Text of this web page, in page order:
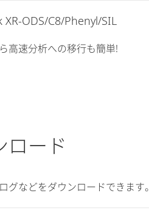
ODS/C8/Phenyl/SIL
高速分析への移行も簡単!
ロード
グなどをダウンロードできます。